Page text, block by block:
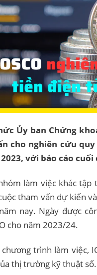
Ủy ban Chứng
cho nghiên cứu
với báo cáo
làm việc khác tập
tham vấn dự kiến
nay. Ngày được
cho năm 2023/24.
chương trình làm việc,
thị trường kỹ thuật số.